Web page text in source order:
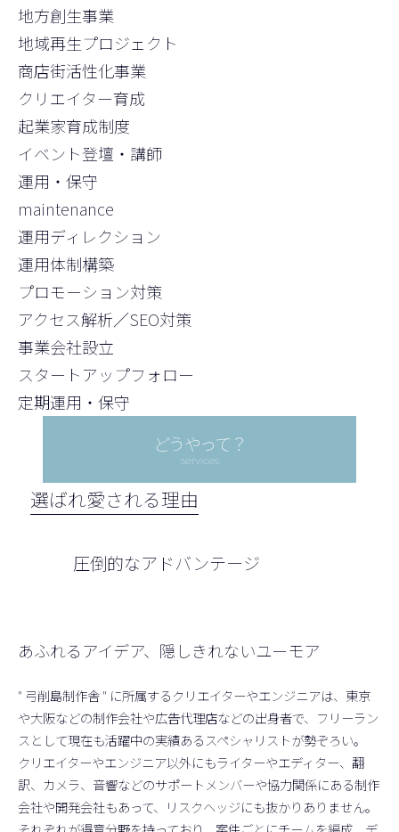
地方創生事業
地域再生プロジェクト
商店街活性化事業
クリエイター育成
起業家育成制度
イベント登壇・講師
運用・保守
maintenance
運用ディレクション
運用体制構築
プロモーション対策
アクセス解析／SEO対策
事業会社設立
スタートアップフォロー
定期運用・保守
どうやって？
services
選ばれ愛される理由
圧倒的なアドバンテージ
あふれるアイデア、隠しきれないユーモア
" 弓削島制作舎 " に所属するクリエイターやエンジニアは、東京
や大阪などの制作会社や広告代理店などの出身者で、フリーラン
スとして現在も活躍中の実績あるスペシャリストが勢ぞろい。
クリエイターやエンジニア以外にもライターやエディター、翻
訳、カメラ、音響などのサポートメンバーや協力関係にある制作
会社や開発会社もあって、リスクヘッジにも抜かりありません。